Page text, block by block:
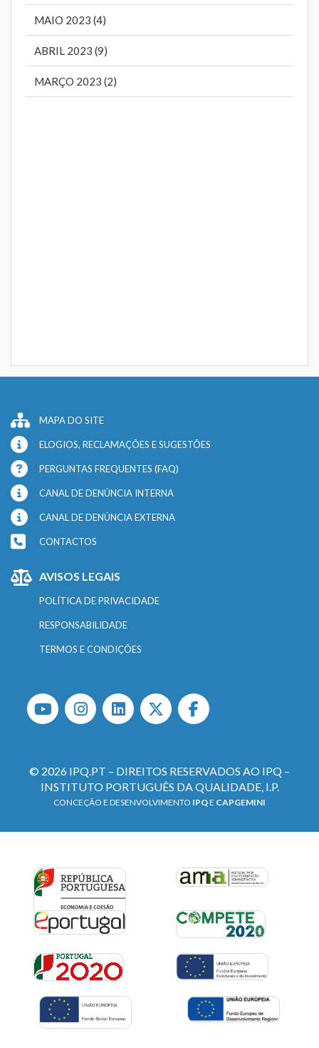
MAIO 2023 (4)
ABRIL 2023 (9)
MARÇO 2023 (2)
MAPA DO SITE
ELOGIOS, RECLAMAÇÕES E SUGESTÕES
PERGUNTAS FREQUENTES (FAQ)
CANAL DE DENÚNCIA INTERNA
CANAL DE DENÚNCIA EXTERNA
CONTACTOS
AVISOS LEGAIS
POLÍTICA DE PRIVACIDADE
RESPONSABILIDADE
TERMOS E CONDIÇÕES
© 2026 IPQ.PT – DIREITOS RESERVADOS AO IPQ –
INSTITUTO PORTUGUÊS DA QUALIDADE, I.P.
CONCEÇÃO E DESENVOLVIMENTO IPQE CAPGEMINI